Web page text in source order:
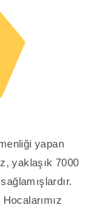
yapan
yaklaşık 7000